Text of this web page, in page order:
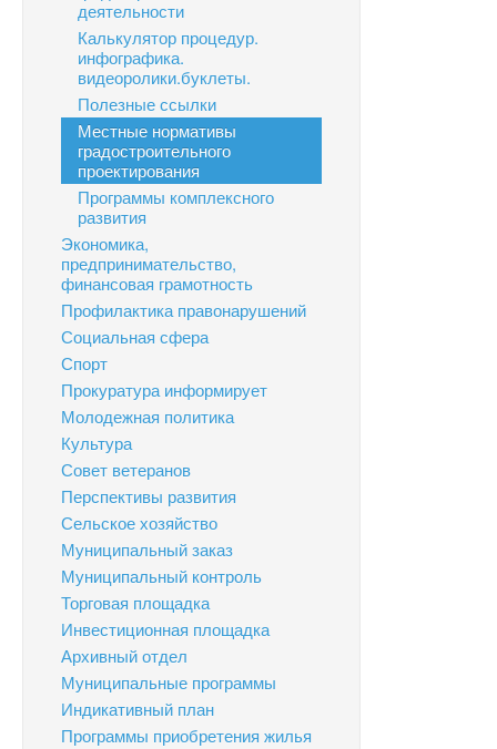
деятельности
Калькулятор процедур.
инфографика.
видеоролики.буклеты.
Полезные ссылки
Местные нормативы
градостроительного
проектирования
Программы комплексного
развития
Экономика,
предпринимательство,
финансовая грамотность
Профилактика правонарушений
Социальная сфера
Спорт
Прокуратура информирует
Молодежная политика
Культура
Совет ветеранов
Перспективы развития
Сельское хозяйство
Муниципальный заказ
Муниципальный контроль
Торговая площадка
Инвестиционная площадка
Архивный отдел
Муниципальные программы
Индикативный план
Программы приобретения жилья